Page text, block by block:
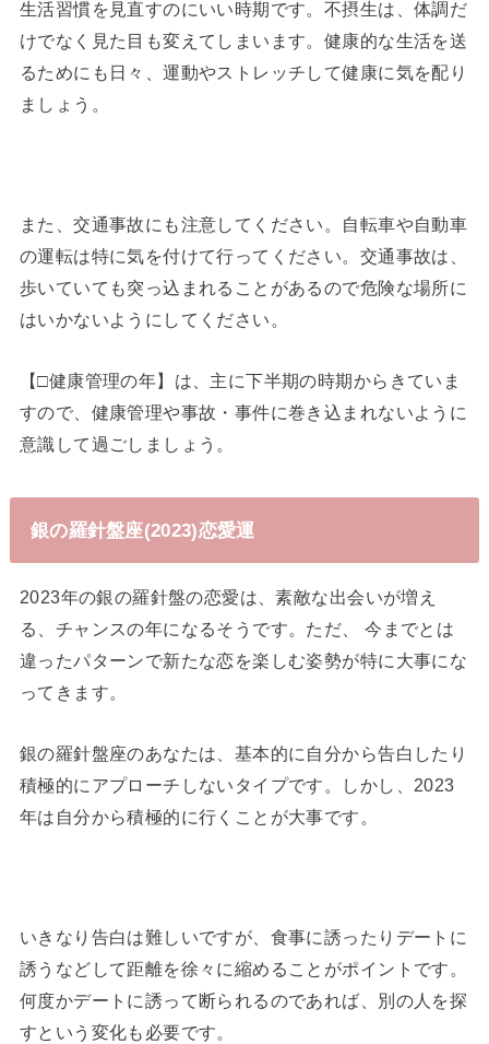
生活習慣を見直すのにいい時期です。不摂生は、体調だ
けでなく見た目も変えてしまいます。 健康的な生活を送
るためにも日々、運動やストレッチして健康に気を配り
ましょう。
また、交通事故にも注意してください。自転車や自動車
の運転は特に気を付けて行ってください。交通事故は、
歩いていても突っ込まれることがあるので危険な場所に
はいかないようにしてください。
【□健康管理の年】は、主に下半期の時期からきていま
すので、健康管理や事故・事件に巻き込まれないように
意識して過ごしましょう。
銀の羅針盤座(2023)恋愛運
2023年の銀の羅針盤の恋愛は、素敵な出会いが増え
る、チャンスの年になるそうです。ただ、 今までとは
違ったパターンで新たな恋を楽しむ姿勢が特に大事にな
ってきます。
銀の羅針盤座のあなたは、基本的に自分から告白したり
積極的にアプローチしないタイプです。しかし、2023
年は自分から積極的に行くことが大事です。
いきなり告白は難しいですが、食事に誘ったりデートに
誘うなどして距離を徐々に縮めることがポイントです。
何度かデートに誘って断られるのであれば、別の人を探
すという変化も必要です。